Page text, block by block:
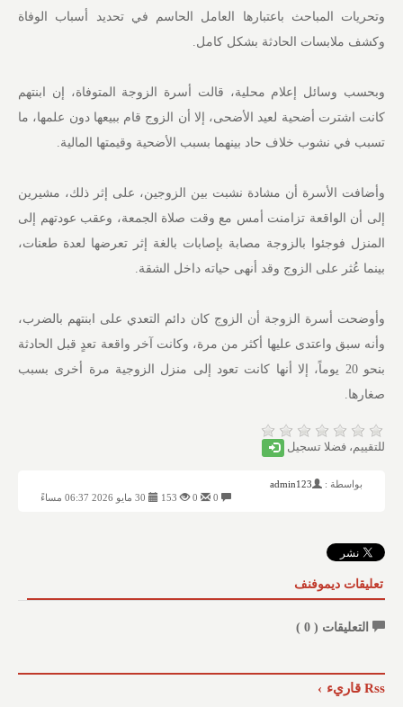
وتحريات المباحث باعتبارها العامل الحاسم في تحديد أسباب الوفاة
وكشف ملابسات الحادثة بشكل كامل.
وبحسب وسائل إعلام محلية، قالت أسرة الزوجة المتوفاة، إن ابنتهم
كانت اشترت أضحية لعيد الأضحى، إلا أن الزوج قام ببيعها دون علمها، ما
تسبب في نشوب خلاف حاد بينهما بسبب الأضحية وقيمتها المالية.
وأضافت الأسرة أن مشادة نشبت بين الزوجين، على إثر ذلك، مشيرين
إلى أن الواقعة تزامنت أمس مع وقت صلاة الجمعة، وعقب عودتهم إلى
المنزل فوجئوا بالزوجة مصابة بإصابات بالغة إثر تعرضها لعدة طعنات،
بينما عُثر على الزوج وقد أنهى حياته داخل الشقة.
وأوضحت أسرة الزوجة أن الزوج كان دائم التعدي على ابنتهم بالضرب،
وأنه سبق واعتدى عليها أكثر من مرة، وكانت آخر واقعة تعدٍ قبل الحادثة
بنحو 20 يوماً، إلا أنها كانت تعود إلى منزل الزوجية مرة أخرى بسبب
صغارها.
للتقييم، فضلا تسجيل
بواسطة :
admin123
153
تعليقات ديموفنف
التعليقات ( 0
)
Rss قاريء